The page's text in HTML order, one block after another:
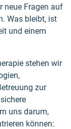
neue Fragen auf
Was bleibt, ist
und einem
stehen wir
zur
uns darum,
können: